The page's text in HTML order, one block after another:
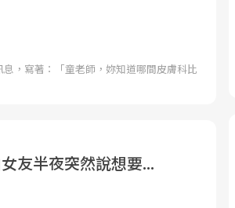
，寫著：「童老師，妳知道哪間皮膚科比
友半夜突然說想要...